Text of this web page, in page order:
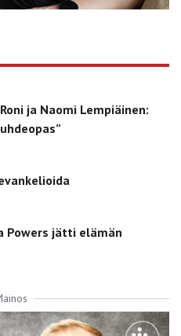
ja Naomi Lempiäinen:
Powers jätti elämän